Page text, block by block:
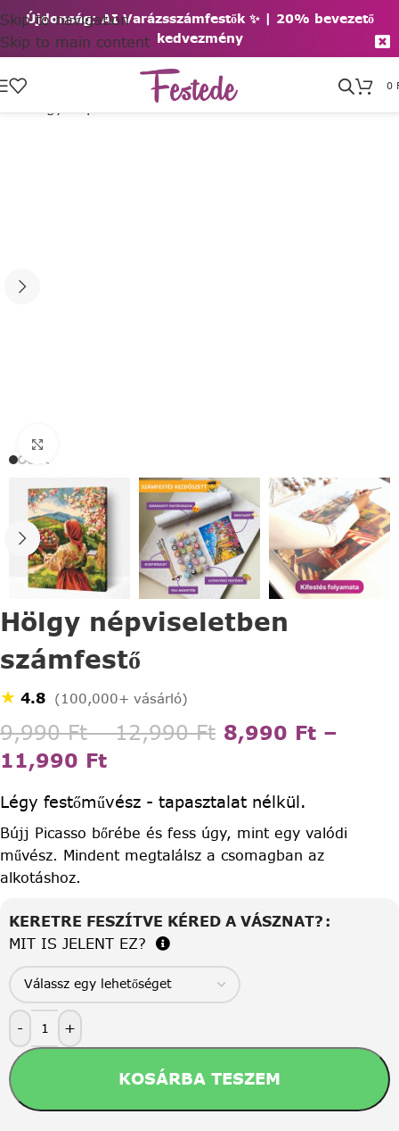
Újdonság: AI Varázsszámfestők ✨ | 20% bevezető
kedvezmény
Skip to navigation
Skip to main content
0
Hölgy népviseletben
számfestő
★ 4.8 (100,000+ vásárló)
9,990Ft – 12,990Ft 8,990 Ft –
11,990 Ft
Légy festőművész - tapasztalat nélkül.
Bújj Picasso bőrébe és fess úgy, mint egy valódi
művész. Mindent megtalálsz a csomagban az
alkotáshoz.
KERETRE FESZÍTVE KÉRED A VÁSZNAT?
MIT IS JELENT EZ?
- +
KOSÁRBA TESZEM